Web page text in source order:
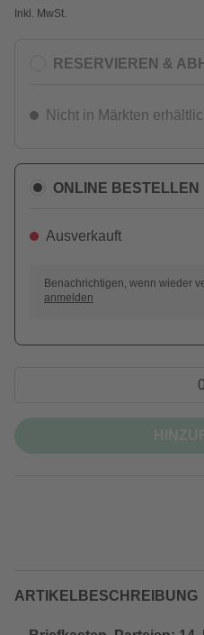
Inkl. MwSt.
RESERVIEREN &
Nicht in Märkten
ONLINE BESTELLEN
Ausverkauft
Benachrichtigen, wenn wieder
anmelden
ARTIKELBESCHREIBUNG